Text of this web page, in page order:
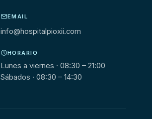
EMAIL
info@hospitalpioxii.com
HORARIO
Lunes a viernes · 08:30 – 21:00
Sábados · 08:30 – 14:30